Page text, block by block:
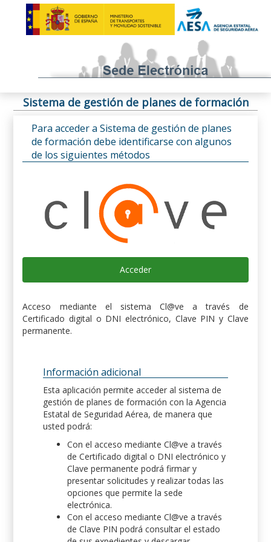
Sistema de gestión de planes de formación
Para acceder a Sistema de gestión de planes
de formación debe identificarse con algunos
de los siguientes métodos
Acceder
Acceso mediante el sistema Cl@ve a través de
Certificado digital o DNI electrónico, Clave PIN y Clave
permanente.
Información adicional
Esta aplicación permite acceder al sistema de
gestión de planes de formación con la Agencia
Estatal de Seguridad Aérea, de manera que
usted podrá:
Con el acceso mediante Cl@ve a través
de Certificado digital o DNI electrónico y
Clave permanente podrá firmar y
presentar solicitudes y realizar todas las
opciones que permite la sede
electrónica.
Con el acceso mediante Cl@ve a través
de Clave PIN podrá consultar el estado